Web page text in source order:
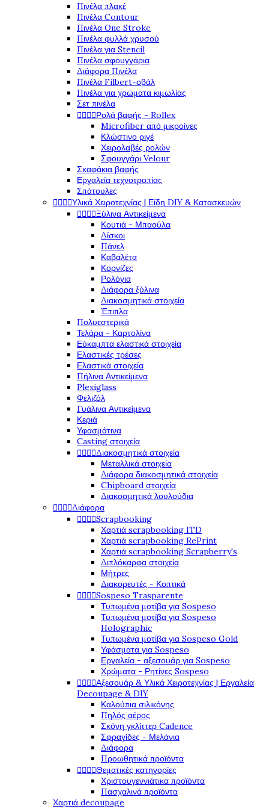
Πινέλα πλακέ
Πινέλα Contour
Πινέλα One Stroke
Πινέλα φυλλά χρυσού
Πινέλα για Stencil
Πινέλα σφουγγάρια
Διάφορα Πινέλα
Πινέλα Filbert-οβάλ
Πινέλα για χρώματα κιμωλίας
Σετ πινέλα
Ρολά βαφής - Rollex
Microfiber από μικροίνες
Κλώστινο ριγέ
Χειρολαβές ρολών
Σφουγγάρι Velour
Σκαφάκια βαφής
Εργαλεία τεχνοτροπίας
Σπάτουλες
Υλικά Χειροτεχνίας | Είδη DIY & Κατασκευών
Ξύλινα Αντικείμενα
Κουτιά - Μπαούλα
Δίσκοι
Πάνελ
Καβαλέτα
Κορνίζες
Ρολόγια
Διάφορα ξύλινα
Διακοσμητικά στοιχεία
Έπιπλα
Πολυεστερικά
Τελάρα - Καρτολίνα
Εύκαμπτα ελαστικά στοιχεία
Ελαστικές τρέσες
Ελαστικά στοιχεία
Πήλινα Αντικείμενα
Plexiglass
Φελιζόλ
Γυάλινα Αντικείμενα
Κεριά
Υφασμάτινα
Casting στοιχεία
Διακοσμητικά στοιχεία
Μεταλλικά στοιχεία
Διάφορα διακοσμητικά στοιχεία
Chipboard στοιχεία
Διακοσμητικά λουλούδια
Διάφορα
Scrapbooking
Χαρτιά scrapbooking ITD
Χαρτιά scrapbooking RePrint
Χαρτιά scrapbooking Scrapberry's
Διπλόκαρφα στοιχεία
Μήτρες
Διακορευτές - Κοπτικά
Sospeso Trasparente
Τυπωμένα μοτίβα για Sospeso
Τυπωμένα μοτίβα για Sospeso
Holographic
Τυπωμένα μοτίβα για Sospeso Gold
Υφάσματα για Sospeso
Εργαλεία - αξεσουάρ για Sospeso
Χρώματα - Ρητίνες Sospeso
Αξεσουάρ & Υλικά Χειροτεχνίας | Εργαλεία
Decoupage & DIY
Καλούπια σιλικόνης
Πηλός αέρος
Σκόνη γκλίττερ Cadence
Σφραγίδες - Μελάνια
Διάφορα
Προωθητικά προϊόντα
Θεματικές κατηγορίες
Χριστουγεννιάτικα προϊόντα
Πασχαλινά προϊόντα
Χαρτιά decoupage